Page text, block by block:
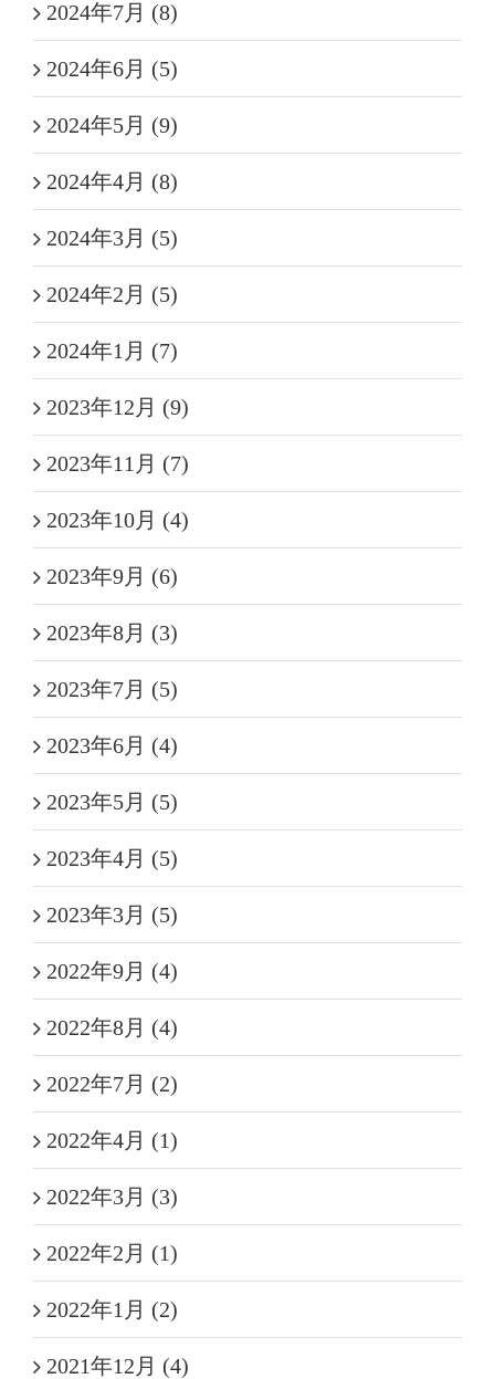
2024年7月 (8)
2024年6月 (5)
2024年5月 (9)
2024年4月 (8)
2024年3月 (5)
2024年2月 (5)
2024年1月 (7)
2023年12月 (9)
2023年11月 (7)
2023年10月 (4)
2023年9月 (6)
2023年8月 (3)
2023年7月 (5)
2023年6月 (4)
2023年5月 (5)
2023年4月 (5)
2023年3月 (5)
2022年9月 (4)
2022年8月 (4)
2022年7月 (2)
2022年4月 (1)
2022年3月 (3)
2022年2月 (1)
2022年1月 (2)
2021年12月 (4)